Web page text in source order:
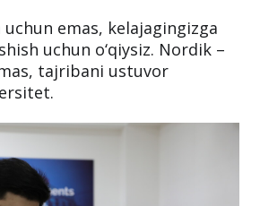
emas, kelajagingizga
uchun o‘qiysiz. Nordik –
tajribani ustuvor